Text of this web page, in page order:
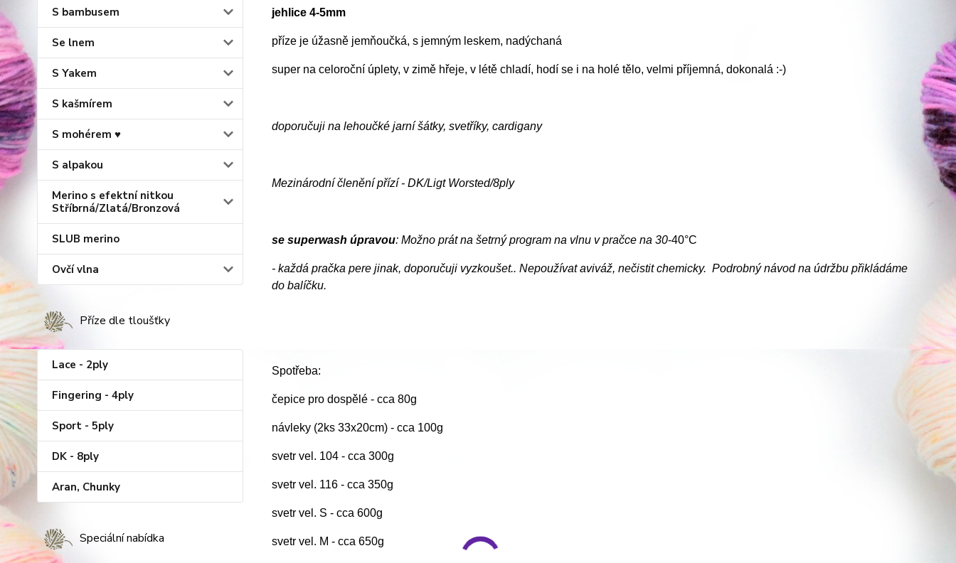
S bambusem
Se lnem
S Yakem
S kašmírem
S mohérem ♥
S alpakou
Merino s efektní nitkou
Stříbrná/Zlatá/Bronzová
SLUB merino
Ovčí vlna
Příze dle tloušťky
Lace - 2ply
Fingering - 4ply
Sport - 5ply
DK - 8ply
Aran, Chunky
Speciální nabídka
jehlice 4-5mm
příze je úžasně jemňoučká, s jemným leskem, nadýchaná
super na celoroční úplety, v zimě hřeje, v létě chladí, hodí se i na holé tělo, velmi příjemná, dokonalá :-)
doporučuji na lehoučké jarní šátky, svetříky, cardigany
Mezinárodní členění přízí - DK/Ligt Worsted/8ply
se superwash úpravou: Možno prát na šetrný program na vlnu v pračce na 30-40°C
- každá pračka pere jinak, doporučuji vyzkoušet.. Nepoužívat aviváž, nečistit chemicky. Podrobný návod na údržbu přikládáme
do balíčku.
Spotřeba:
čepice pro dospělé - cca 80g
návleky (2ks 33x20cm) - cca 100g
svetr vel. 104 - cca 300g
svetr vel. 116 - cca 350g
svetr vel. S - cca 600g
svetr vel. M - cca 650g